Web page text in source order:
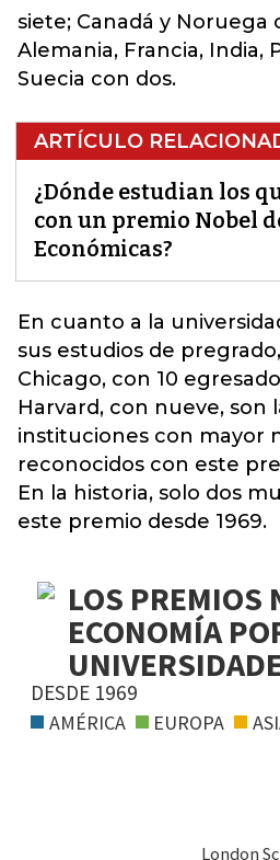
siete; Canadá y Noruega
Alemania, Francia, India,
Suecia con dos.
ARTÍCULO
¿Dónde estudian los
con un premio Nobel
Económicas?
En cuanto a la
sus estudios de pregrado
Chicago, con 10
Harvard, con nueve, son
instituciones con mayor
reconocidos con este
En la historia, solo dos
este premio desde 1969.